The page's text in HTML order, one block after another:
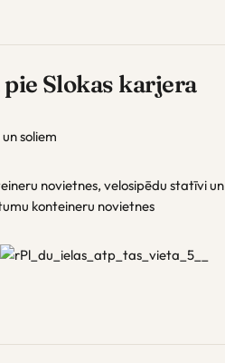
Slokas karjera
soliem
novietnes, velosipēdu statīvi un
konteineru novietnes